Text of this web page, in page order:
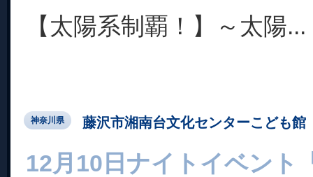
【太陽系制覇！】～太陽...
神奈川県 藤沢市湘南台文化センターこども館
12月10日ナイトイベント